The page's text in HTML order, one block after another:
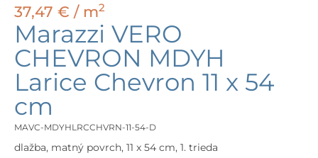
37,47 € / m2
Marazzi VERO
CHEVRON MDYH
Larice Chevron 11 x 54
cm
MAVC-MDYHLRCCHVRN-11-54-D
dlažba, matný povrch, 11 x 54 cm, 1. trieda